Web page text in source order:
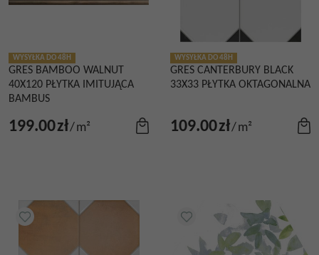
WYSYŁKA DO 48H
GRES BAMBOO WALNUT
40X120 PŁYTKA IMITUJĄCA
BAMBUS
199.00zł/m²
WYSYŁKA DO 48H
GRES CANTERBURY BLACK
33X33 PŁYTKA OKTAGONALNA
109.00zł/m²